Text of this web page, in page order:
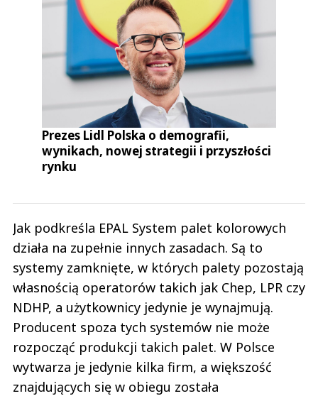
Prezes Lidl Polska o demografii,
wynikach, nowej strategii i przyszłości
rynku
Jak podkreśla EPAL System palet kolorowych
działa na zupełnie innych zasadach. Są to
systemy zamknięte, w których palety pozostają
własnością operatorów takich jak Chep, LPR czy
NDHP, a użytkownicy jedynie je wynajmują.
Producent spoza tych systemów nie może
rozpocząć produkcji takich palet. W Polsce
wytwarza je jedynie kilka firm, a większość
znajdujących się w obiegu została